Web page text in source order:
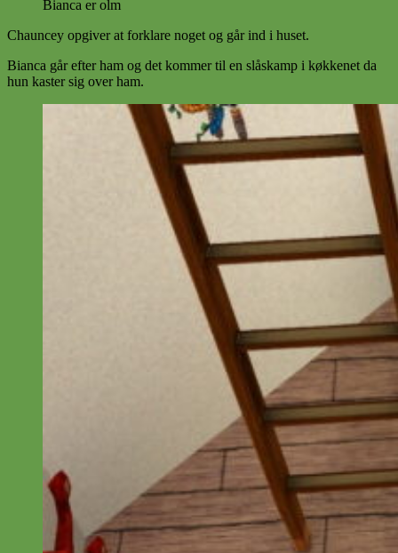
Bianca er olm
Chauncey opgiver at forklare noget og går ind i huset.
Bianca går efter ham og det kommer til en slåskamp i køkkenet da
hun kaster sig over ham.